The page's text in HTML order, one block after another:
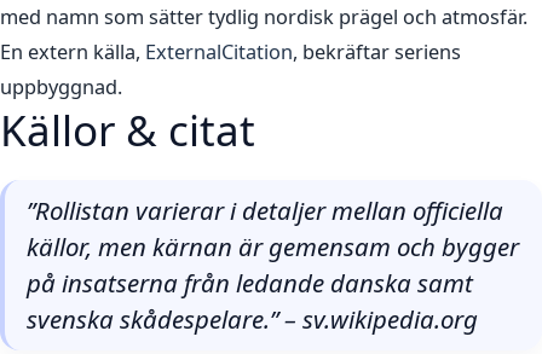
med namn som sätter tydlig nordisk prägel och atmosfär.
En extern källa, ExternalCitation, bekräftar seriens
uppbyggnad.
Källor & citat
”Rollistan varierar i detaljer mellan officiella
källor, men kärnan är gemensam och bygger
på insatserna från ledande danska samt
svenska skådespelare.” – sv.wikipedia.org